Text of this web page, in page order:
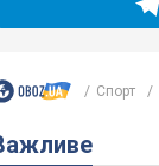
Спорт
Важливе